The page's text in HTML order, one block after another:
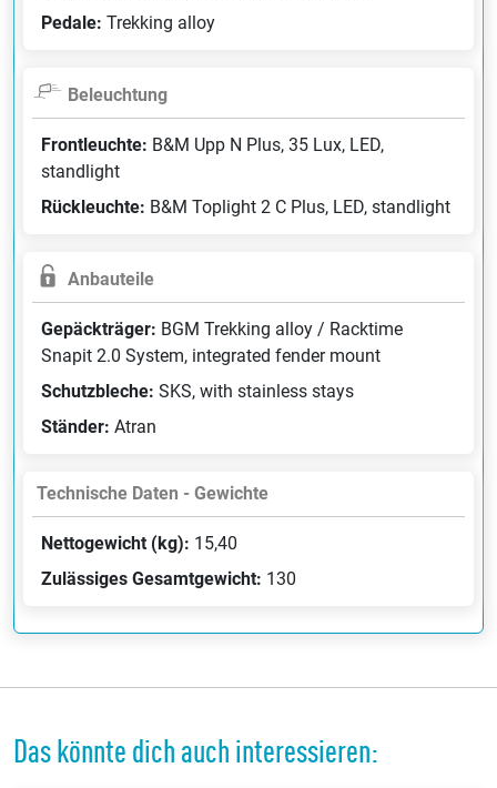
Pedale: Trekking alloy
Beleuchtung
Frontleuchte: B&M Upp N Plus, 35 Lux, LED,
standlight
Rückleuchte: B&M Toplight 2 C Plus, LED, standlight
Anbauteile
Gepäckträger: BGM Trekking alloy / Racktime
Snapit 2.0 System, integrated fender mount
Schutzbleche: SKS, with stainless stays
Ständer: Atran
Technische Daten - Gewichte
Nettogewicht (kg): 15,40
Zulässiges Gesamtgewicht: 130
Das könnte dich auch interessieren: